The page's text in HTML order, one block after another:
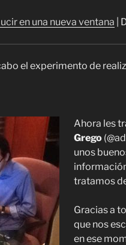
en una nueva ventana
el experimento de
Ahora les
Grego
unos
tratamos
Gracias a
que nos
en ese